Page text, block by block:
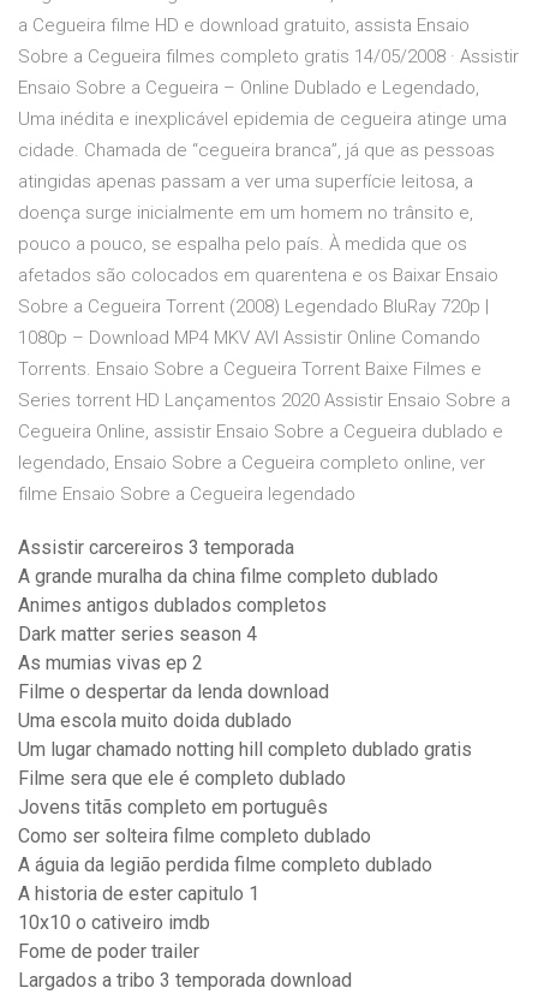
a Cegueira filme HD e download gratuito, assista Ensaio
Sobre a Cegueira filmes completo gratis 14/05/2008 · Assistir
Ensaio Sobre a Cegueira – Online Dublado e Legendado,
Uma inédita e inexplicável epidemia de cegueira atinge uma
cidade. Chamada de “cegueira branca”, já que as pessoas
atingidas apenas passam a ver uma superfície leitosa, a
doença surge inicialmente em um homem no trânsito e,
pouco a pouco, se espalha pelo país. À medida que os
afetados são colocados em quarentena e os Baixar Ensaio
Sobre a Cegueira Torrent (2008) Legendado BluRay 720p |
1080p – Download MP4 MKV AVI Assistir Online Comando
Torrents. Ensaio Sobre a Cegueira Torrent Baixe Filmes e
Series torrent HD Lançamentos 2020 Assistir Ensaio Sobre a
Cegueira Online, assistir Ensaio Sobre a Cegueira dublado e
legendado, Ensaio Sobre a Cegueira completo online, ver
filme Ensaio Sobre a Cegueira legendado
Assistir carcereiros 3 temporada
A grande muralha da china filme completo dublado
Animes antigos dublados completos
Dark matter series season 4
As mumias vivas ep 2
Filme o despertar da lenda download
Uma escola muito doida dublado
Um lugar chamado notting hill completo dublado gratis
Filme sera que ele é completo dublado
Jovens titãs completo em português
Como ser solteira filme completo dublado
A águia da legião perdida filme completo dublado
A historia de ester capitulo 1
10x10 o cativeiro imdb
Fome de poder trailer
Largados a tribo 3 temporada download